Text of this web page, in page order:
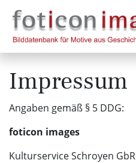
Impressum
Angaben gemäß § 5 DDG:
foticon images
Kulturservice Schroyen GbR